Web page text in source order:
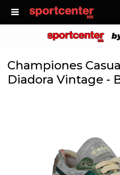

Championes
Diadora Vintage -